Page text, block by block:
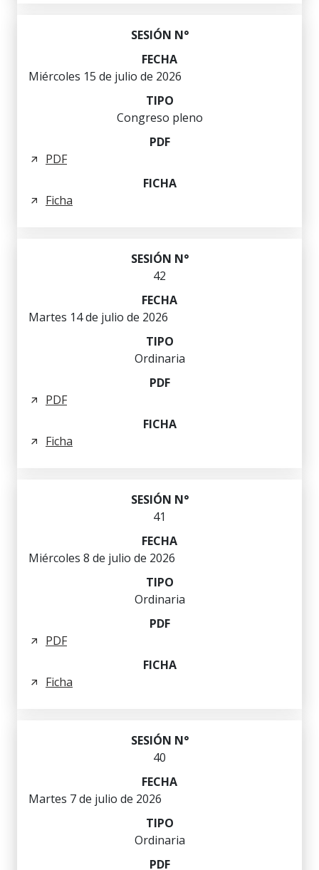
Miércoles 15 de julio de 2026
Congreso pleno
PDF
Ficha
42
Martes 14 de julio de 2026
Ordinaria
PDF
Ficha
41
Miércoles 8 de julio de 2026
Ordinaria
PDF
Ficha
40
Martes 7 de julio de 2026
Ordinaria